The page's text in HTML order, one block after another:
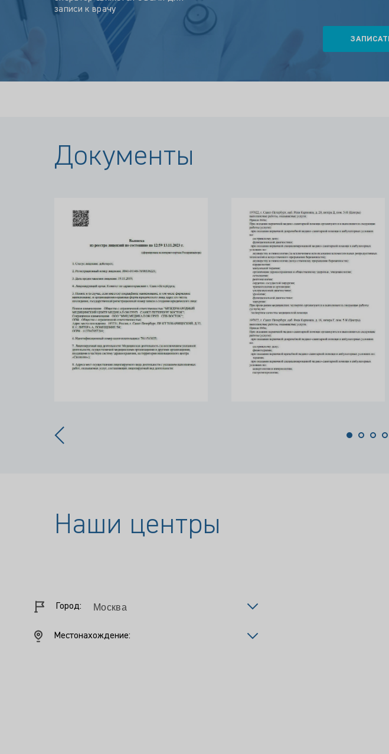
записи к врачу
Документы
Наши центры
Город:
Местонахождение: